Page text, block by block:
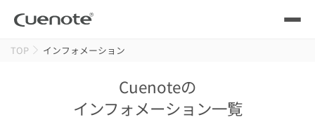
製品
TOP インフォメーション
Cuenoteの
インフォメーション一覧